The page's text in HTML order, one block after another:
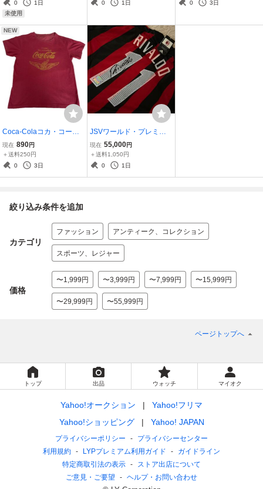
0
1日
未使用
0
1日
0
3日
NEW
Coca-Colaコカ・コー
ラ Tシャツ古着
現在 890円
＋送料250円
0
3日
JSVワールド・プレミア
ム/リバウドRIVALDO 直
筆サイン AC.ミランユニ
フォーム
現在 55,000円
＋送料1,050円
0
1日
絞り込み条件を追加
カテゴリ
ファッション アンティーク、コレクション
スポーツ、レジャー
価格
〜1,999円 〜3,999円 〜7,999円 〜15,999円
〜29,999円 〜55,999円
ページトップへ
トップ 出品 ウォッチ マイオク
Yahoo!オークション
Yahoo!フリマ
Yahoo!ショッピング
Yahoo! JAPAN
プライバシーポリシー
プライバシーセンター
利用規約
LYPプレミアム利用ガイド
ガイドライン
特定商取引法の表示
ストア出店について
ご意見・ご要望
ヘルプ・お問い合わせ